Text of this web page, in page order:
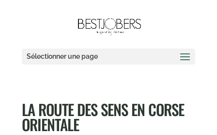
Sélectionner une page
LA ROUTE DES SENS EN CORSE
ORIENTALE